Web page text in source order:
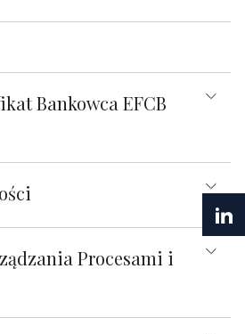
Bankowca EFCB
Procesami i